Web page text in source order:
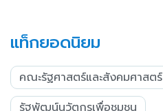
แท็กยอดนิยม
คณะรัฐศาสตร์และสังคมศาสตร์
รัฐพัฒน์นวัตกรเพื่อชุมชน